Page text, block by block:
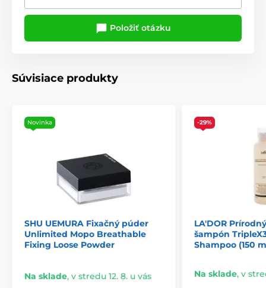
Položiť otázku
Súvisiace produkty
Novinka
SHU UEMURA Fixačný púder
Unlimited Mopo Breathable
Fixing Loose Powder
Na sklade, v stredu 12. 8. u vás
-29%
LA'DOR
šampón
Shampoo (150
Na sklade, v